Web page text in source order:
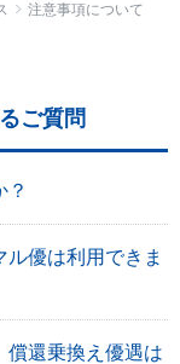
注意事項について
ご質問
？
優は利用できま
償還乗換え優遇は